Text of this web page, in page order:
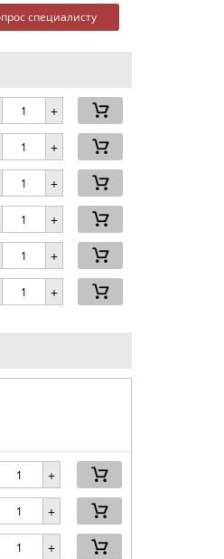
специалисту
+
+
+
+
+
+
+
+
+